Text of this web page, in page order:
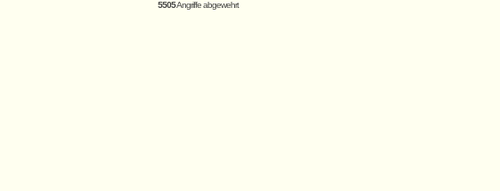
5505Angriffe abgewehrt